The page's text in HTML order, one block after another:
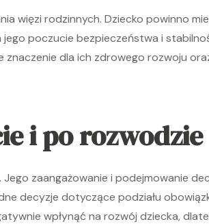
więzi rodzinnych. Dziecko powinno
poczucie bezpieczeństwa i
znaczenie dla ich zdrowego rozwoju
i po rozwodzie
zaangażowanie i podejmowanie
decyzje dotyczące podziału
wpłynąć na rozwój dziecka,